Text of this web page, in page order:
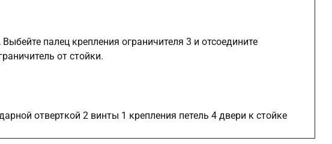
Выбейте палец крепления ограничителя 3 и отсоедините
от стойки.
отверткой 2 винты 1 крепления петель 4 двери к стойке